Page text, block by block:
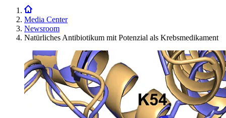
Media Center
Newsroom
Natürliches Antibiotikum mit Potenzial als Krebsmedikament